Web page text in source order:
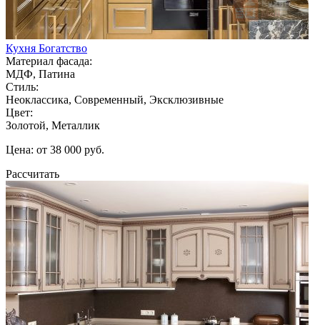
Кухня Богатство
Материал фасада:
МДФ, Патина
Стиль:
Неоклассика, Современный, Эксклюзивные
Цвет:
Золотой, Металлик
Цена: от 38 000 руб.
Рассчитать